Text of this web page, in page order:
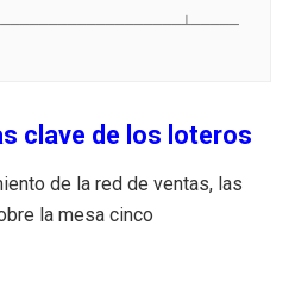
clave de los loteros
de la red de ventas, las
la mesa cinco